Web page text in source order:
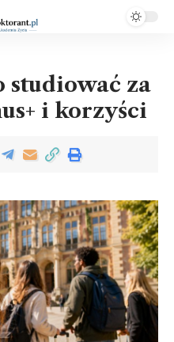
studiować za
i korzyści